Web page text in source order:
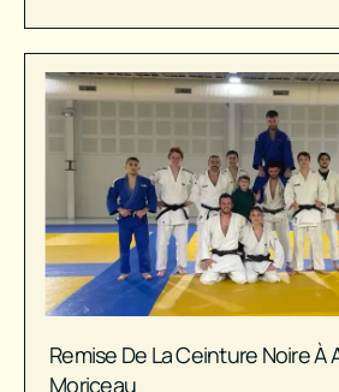
Remise De La Ceinture Noire À
Moriceau